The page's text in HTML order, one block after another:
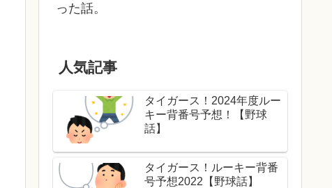
った話。
人気記事
タイガース！2024年度ルー
キー背番号予想！【野球
話】
タイガース！ルーキー背番
号予想2022【野球話】